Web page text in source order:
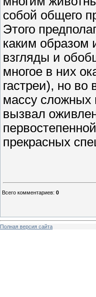
собой общего
Этого
каким образом
взгляды и
многое в них
гастреи), но
массу сложных
вызвал
прекрасных
Всего комментариев: 0
Полная версия сайта